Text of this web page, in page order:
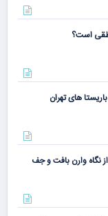
است؟
های تهران
نگاه وارن بافت و جف